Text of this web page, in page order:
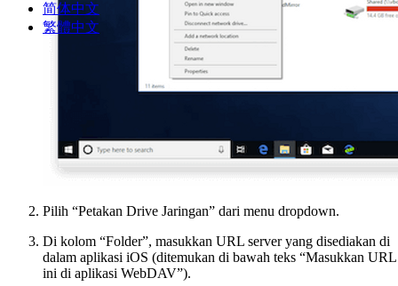
简体中文
繁體中文
Pilih “Petakan Drive Jaringan” dari menu dropdown.
Di kolom “Folder”, masukkan URL server yang disediakan di
dalam aplikasi iOS (ditemukan di bawah teks “Masukkan URL
ini di aplikasi WebDAV”).